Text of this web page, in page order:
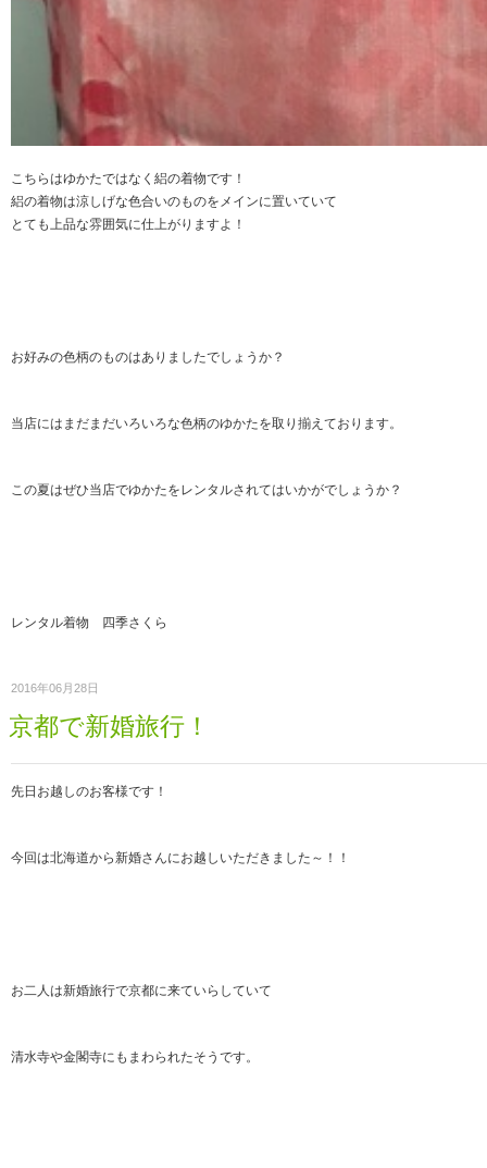
こちらはゆかたではなく絽の着物です！
絽の着物は涼しげな色合いのものをメインに置いていて
とても上品な雰囲気に仕上がりますよ！
お好みの色柄のものはありましたでしょうか？
当店にはまだまだいろいろな色柄のゆかたを取り揃えております。
この夏はぜひ当店でゆかたをレンタルされてはいかがでしょうか？
レンタル着物 四季さくら
2016年06月28日
京都で新婚旅行！
先日お越しのお客様です！
今回は北海道から新婚さんにお越しいただきました～！！
お二人は新婚旅行で京都に来ていらしていて
清水寺や金閣寺にもまわられたそうです。